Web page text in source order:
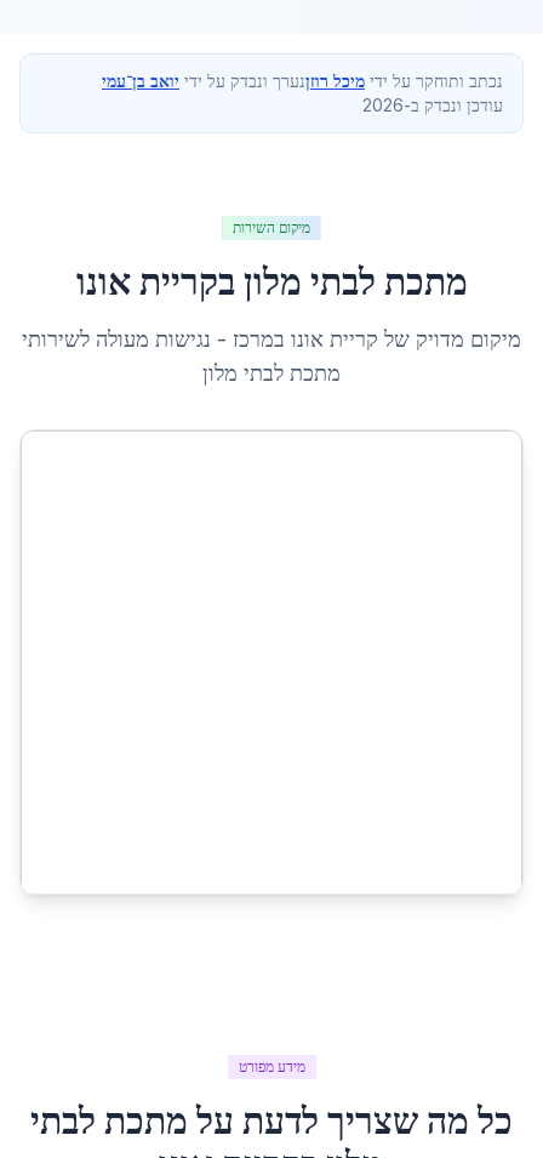
נכתב ותוחקר על ידי מיכל רוזןנערך ונבדק על ידי יואב בן־עמי
עודכן ונבדק ב-2026
מיקום השירות
מתכת לבתי מלוןבקריית אונו
מיקום מדויק של קריית אונו במרכז - נגישות מעולה לשירותי
מתכת לבתי מלון
מידע מפורט
כל מה שצריך לדעת עלמתכת לבתי